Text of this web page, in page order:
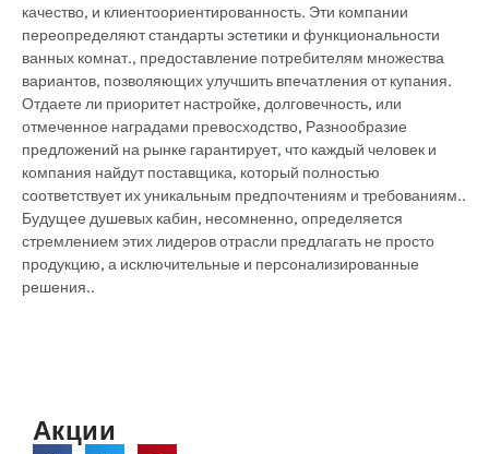
качество, и клиентоориентированность. Эти компании
переопределяют стандарты эстетики и функциональности
ванных комнат., предоставление потребителям множества
вариантов, позволяющих улучшить впечатления от купания.
Отдаете ли приоритет настройке, долговечность, или
отмеченное наградами превосходство, Разнообразие
предложений на рынке гарантирует, что каждый человек и
компания найдут поставщика, который полностью
соответствует их уникальным предпочтениям и требованиям..
Будущее душевых кабин, несомненно, определяется
стремлением этих лидеров отрасли предлагать не просто
продукцию, а исключительные и персонализированные
решения..
Акции